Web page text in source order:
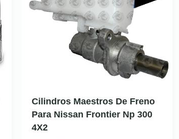
Cilindros Maestros De Freno
Para Nissan Frontier Np 300
4X2